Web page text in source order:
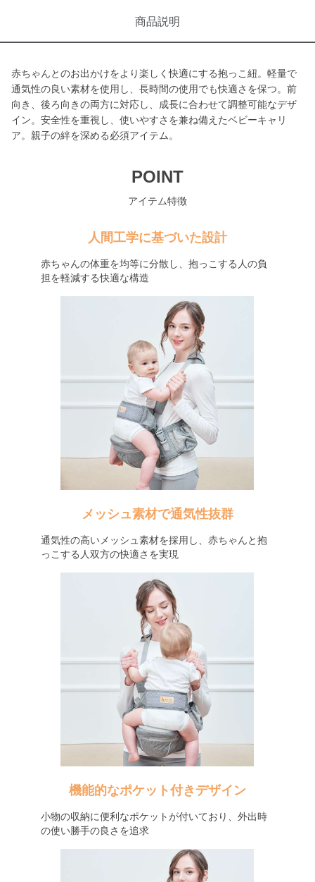
商品説明
赤ちゃんとのお出かけをより楽しく快適にする抱っこ紐。軽量で
通気性の良い素材を使用し、長時間の使用でも快適さを保つ。前
向き、後ろ向きの両方に対応し、成長に合わせて調整可能なデザ
イン。安全性を重視し、使いやすさを兼ね備えたベビーキャリ
ア。親子の絆を深める必須アイテム。
POINT
アイテム特徴
人間工学に基づいた設計
赤ちゃんの体重を均等に分散し、抱っこする人の負
担を軽減する快適な構造
メッシュ素材で通気性抜群
通気性の高いメッシュ素材を採用し、赤ちゃんと抱
っこする人双方の快適さを実現
機能的なポケット付きデザイン
小物の収納に便利なポケットが付いており、外出時
の使い勝手の良さを追求